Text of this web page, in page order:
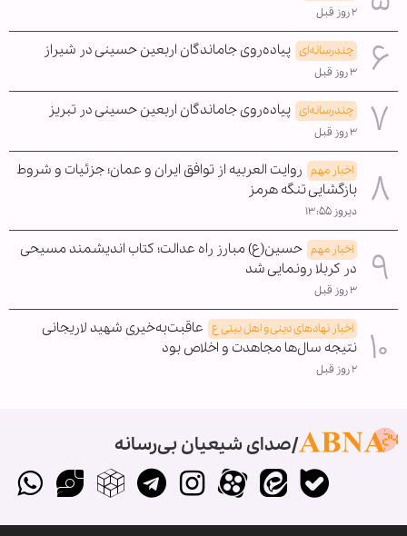
۲ روز قبل
چندرسانه‌ای پیاده‌روی جاماندگان اربعین حسینی در شیراز
۳ روز قبل
چندرسانه‌ای پیاده‌روی جاماندگان اربعین حسینی در تبریز
۳ روز قبل
اخبار مهم روایت العربیه از توافق ایران و عمان؛ جزئیات و شروط
بازگشایی تنگه هرمز
دیروز ۱۳:۵۵
اخبار مهم حسین(ع) مبارز راه عدالت؛ کتاب اندیشمند مسیحی
در کربلا رونمایی شد
۳ روز قبل
اخبار نهادهای دینی و اهل بیتی ع عاقبت‌به‌خیری شهید لاریجانی
نتیجه سال‌ها مجاهدت و اخلاص بود
۲ روز قبل
صدای شیعیان بی‌رسانه